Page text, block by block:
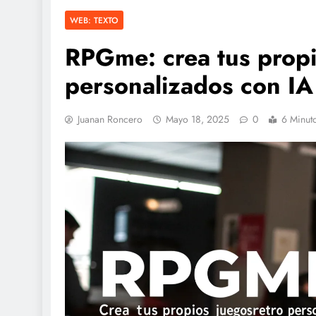
WEB: TEXTO
RPGme: crea tus
personalizados con
Juanan Roncero Mayo 18, 2025 0 6